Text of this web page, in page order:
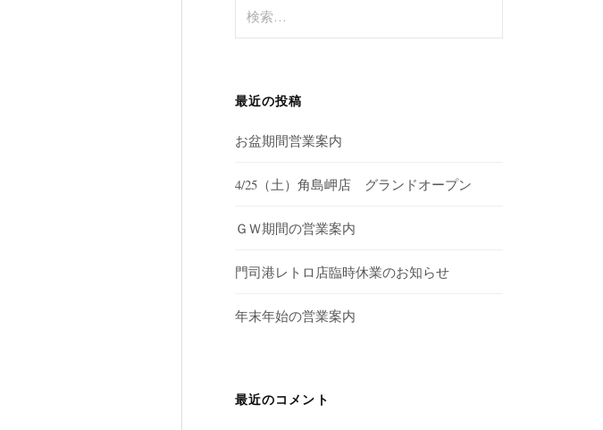
索
最近の投稿
お盆期間営業案内
4/25（土）角島岬店 グランドオープン
ＧＷ期間の営業案内
門司港レトロ店臨時休業のお知らせ
年末年始の営業案内
最近のコメント